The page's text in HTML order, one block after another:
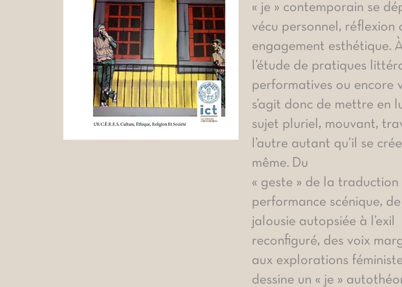
« je » contemporain se
vécu personnel, réflexion
engagement esthétique.
l’étude de pratiques
performatives ou encore
s’agit donc de mettre en
sujet pluriel, mouvant,
l’autre autant qu’il se
même. Du
« geste » de la traduction
performance scénique,
jalousie autopsiée à l’exil
reconfiguré, des voix
aux explorations
dessine un « je »